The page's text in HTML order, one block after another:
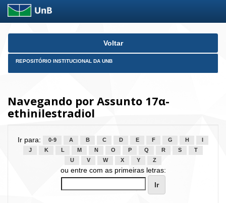
Skip
Voltar
REPOSITÓRIO INSTITUCIONAL DA UNB
Navegando por Assunto 17α-
ethinilestradiol
Ir para: 0-9 A B C D E F G H
J
K L M N O P Q R S
T
U
V W X Y Z
ou entre com as primeiras letras: